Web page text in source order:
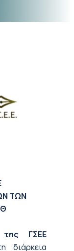
ΤΩΝ
της ΓΣΕΕ
διάρκεια